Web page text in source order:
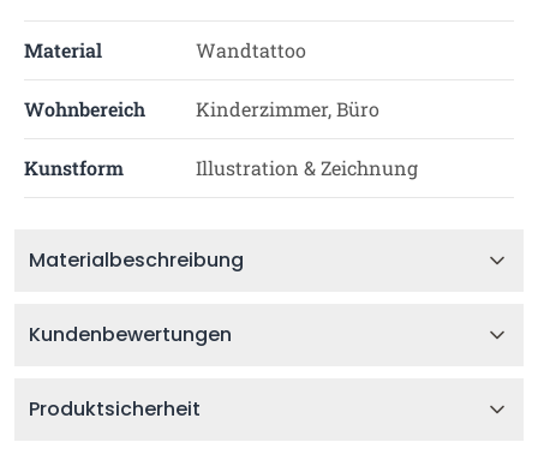
Material Wandtattoo
Wohnbereich Kinderzimmer, Büro
Kunstform Illustration & Zeichnung
Materialbeschreibung
Kundenbewertungen
Produktsicherheit